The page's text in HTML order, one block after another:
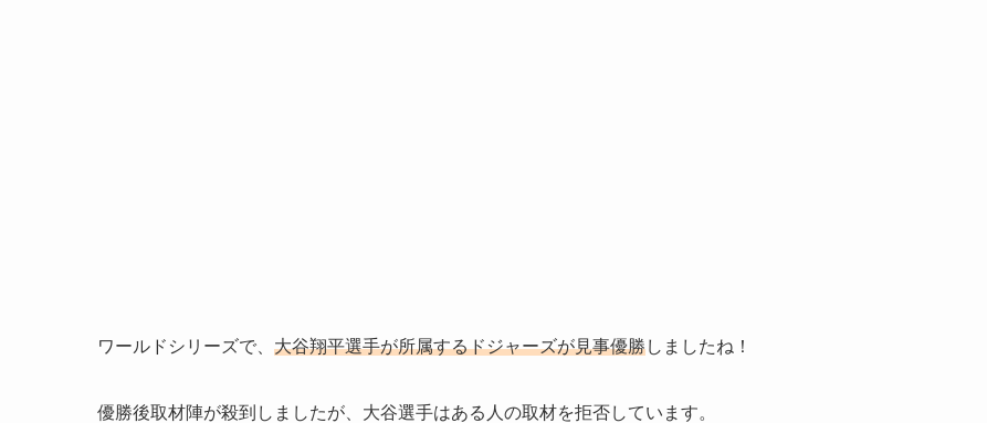
ワールドシリーズで、 大谷翔平選手が所属するドジャーズが見事優勝しましたね！
優勝後取材陣が殺到しましたが、大谷選手はある人の取材を拒否しています。